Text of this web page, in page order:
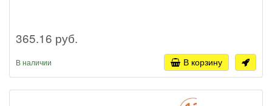
365.16 руб.
В наличии В корзину